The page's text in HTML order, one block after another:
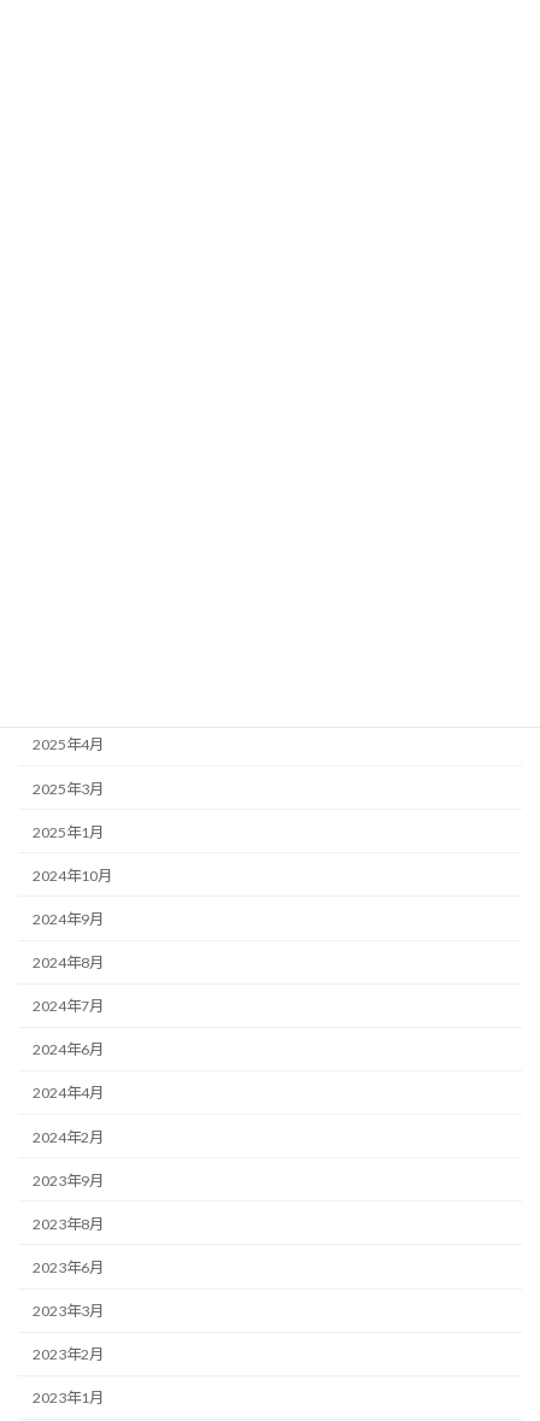
2025年4月
2025年3月
2025年1月
2024年10月
2024年9月
2024年8月
2024年7月
2024年6月
2024年4月
2024年2月
2023年9月
2023年8月
2023年6月
2023年3月
2023年2月
2023年1月